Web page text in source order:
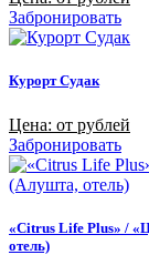
Забронировать
Курорт Судак
Цена: от рублей
Забронировать
«Citrus Life Plus» /
отель)